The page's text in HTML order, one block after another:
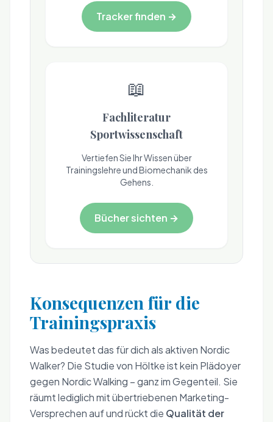
Tracker finden →
📖
Fachliteratur
Sportwissenschaft
Vertiefen Sie Ihr Wissen über
Trainingslehre und Biomechanik des
Gehens.
Bücher sichten →
Konsequenzen für die
Trainingspraxis
Was bedeutet das für dich als aktiven Nordic
Walker? Die Studie von Höltke ist kein Plädoyer
gegen Nordic Walking – ganz im Gegenteil. Sie
räumt lediglich mit übertriebenen Marketing-
Versprechen auf und rückt die Qualität der